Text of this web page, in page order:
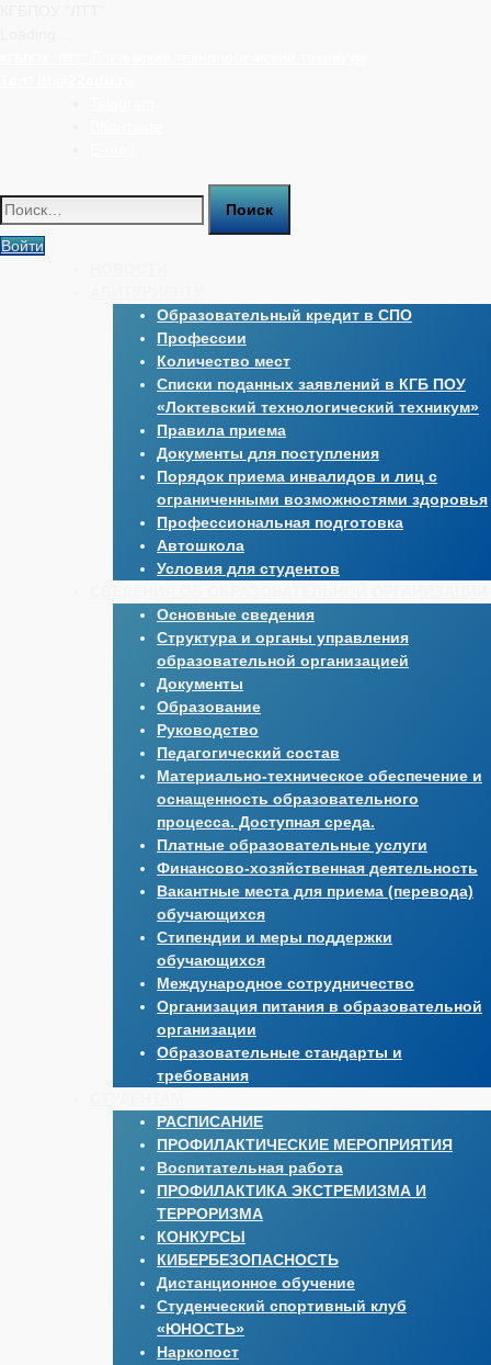
Найти:
Войти
Образовательный кредит в СПО
Профессии
Количество мест
Списки поданных заявлений в КГБ ПОУ
«Локтевский технологический техникум»
Правила приема
Документы для поступления
Порядок приема инвалидов и лиц с
ограниченными возможностями здоровья
Профессиональная подготовка
Автошкола
Условия для студентов
Основные сведения
Структура и органы управления
образовательной организацией
Документы
Образование
Руководство
Педагогический состав
Материально-техническое обеспечение и
оснащенность образовательного
процесса. Доступная среда.
Платные образовательные услуги
Финансово-хозяйственная деятельность
Вакантные места для приема (перевода)
обучающихся
Стипендии и меры поддержки
обучающихся
Международное сотрудничество
Организация питания в образовательной
организации
Образовательные стандарты и
требования
РАСПИСАНИЕ
ПРОФИЛАКТИЧЕСКИЕ МЕРОПРИЯТИЯ
Воспитательная работа
ПРОФИЛАКТИКА ЭКСТРЕМИЗМА И
ТЕРРОРИЗМА
КОНКУРСЫ
КИБЕРБЕЗОПАСНОСТЬ
Дистанционное обучение
Студенческий спортивный клуб
«ЮНОСТЬ»
Наркопост